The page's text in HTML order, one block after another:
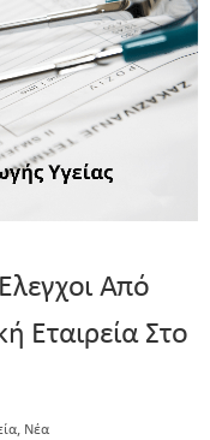
Από
Εταιρεία Στο
, Νέα